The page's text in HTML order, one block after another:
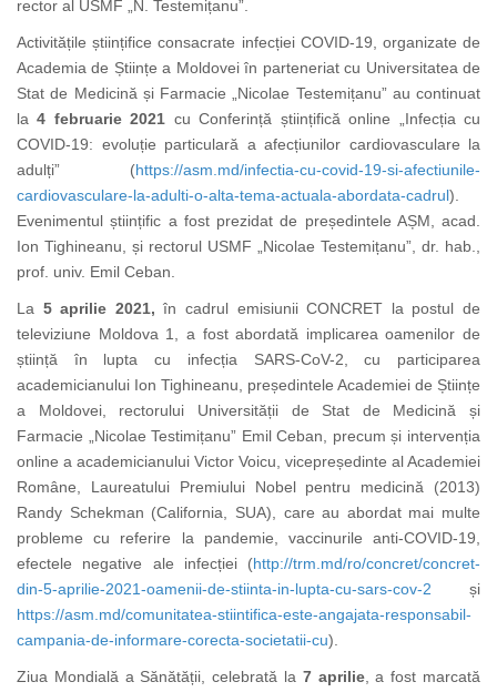
rector al USMF „N. Testemițanu”.
Activitățile științifice consacrate infecției COVID-19, organizate de
Academia de Științe a Moldovei în parteneriat cu Universitatea de
Stat de Medicină și Farmacie „Nicolae Testemițanu” au continuat
la4 februarie 2021 cu Conferință științifică online „Infecția cu
COVID-19: evoluție particulară a afecțiunilor cardiovasculare la
adulți” (https://asm.md/infectia-cu-covid-19-si-afectiunile-
cardiovasculare-la-adulti-o-alta-tema-actuala-abordata-cadrul).
Evenimentul științific a fost prezidat de președintele AȘM, acad.
Ion Tighineanu, și rectorul USMF „Nicolae Testemițanu”, dr. hab.,
prof. univ. Emil Ceban.
La 5 aprilie 2021, în cadrul emisiunii CONCRET la postul de
televiziune Moldova 1, a fost abordată implicarea oamenilor de
știință în lupta cu infecția SARS-CoV-2, cu participarea
academicianului Ion Tighineanu, președintele Academiei de Științe
a Moldovei, rectorului Universității de Stat de Medicină și
Farmacie „Nicolae Testimițanu” Emil Ceban, precum și intervenția
online a academicianului Victor Voicu, vicepreședinte al Academiei
Române, Laureatului Premiului Nobel pentru medicină (2013)
Randy Schekman (California, SUA), care au abordat mai multe
probleme cu referire la pandemie, vaccinurile anti-COVID-19,
efectele negative ale infecției (http://trm.md/ro/concret/concret-
din-5-aprilie-2021-oamenii-de-stiinta-in-lupta-cu-sars-cov-2 și
https://asm.md/comunitatea-stiintifica-este-angajata-responsabil-
campania-de-informare-corecta-societatii-cu)
Ziua Mondială a Sănătății, celebrată la 7 aprilie, a fost marcată